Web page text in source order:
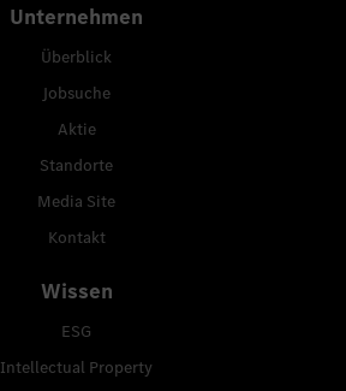
Unternehmen
Überblick
Jobsuche
Aktie
Standorte
Media Site
Kontakt
Wissen
ESG
Intellectual Property